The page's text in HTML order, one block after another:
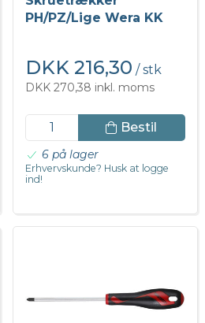
PH/PZ/Lige Wera KK
DKK 216,30 / stk
DKK 270,38 inkl. moms
Bestil
6 på lager
Erhvervskunde? Husk at logge
ind!